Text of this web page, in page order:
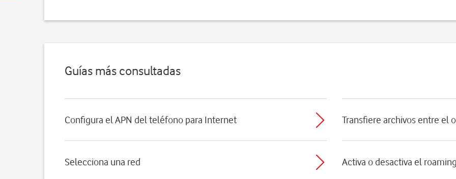
Guías más consultadas
Configura el APN del teléfono para Internet Transfiere archivos entre el
Selecciona una red Activa o desactiva el